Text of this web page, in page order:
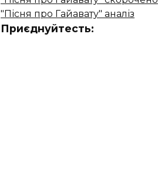
"Пісня про Гайавату" аналіз
Приєднуйтесть: